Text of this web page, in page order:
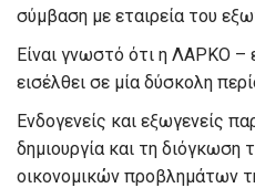
σύμβαση με εταιρεία του
Είναι γνωστό ότι η ΛΑΡΚΟ –
εισέλθει σε μία δύσκολη
Ενδογενείς και εξωγενείς
δημιουργία και τη διόγκωση
οικονομικών προβλημάτων